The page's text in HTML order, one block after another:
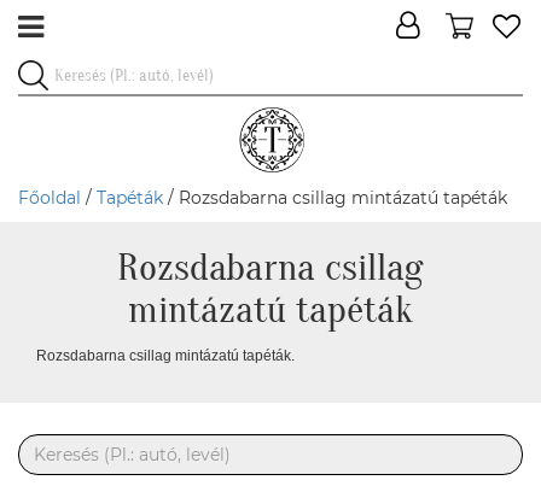
Főoldal / Tapéták / Rozsdabarna csillag mintázatú tapéták
Rozsdabarna csillag
mintázatú tapéták
Rozsdabarna csillag mintázatú tapéták.